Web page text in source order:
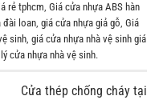
rẻ tphcm, Giá cửa nhựa ABS hàn
đài loan, giá cửa nhựa giả gỗ, Giá
sinh, giá cửa nhựa nhà vệ sinh giá
cửa nhựa nhà vệ sinh.
Cửa thép chống cháy tại